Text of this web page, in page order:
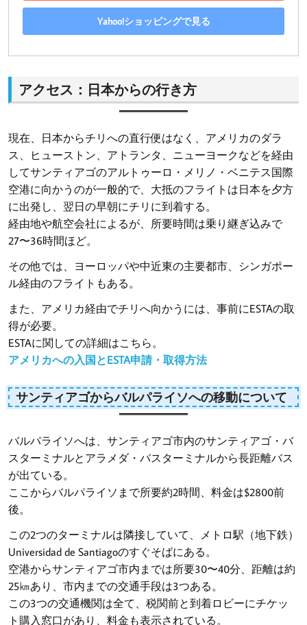
Yahoo!ショッピングで見る
アクセス：日本からの行き方
現在、日本からチリへの直行便はなく、アメリカのダラ
ス、ヒューストン、アトランタ、ニューヨークなどを経由
してサンティアゴのアルトゥーロ・メリノ・ベニテス国際
空港に向かうのが一般的で、大抵のフライトは日本を夕方
に出発し、翌日の早朝にチリに到着する。
経由地や航空会社によるが、所要時間は乗り継ぎ込みで
27〜36時間ほど。
その他では、ヨーロッパや中近東の主要都市、シンガポー
ル経由のフライトもある。
また、アメリカ経由でチリへ向かうには、事前にESTAの取
得が必要。
ESTAに関しての詳細はこちら。
アメリカへの入国とESTA申請・取得方法
サンティアゴからバルパライソへの移動について
バルパライソへは、サンティアゴ市内のサンティアゴ・バ
スターミナルとアラメダ・バスターミナルから長距離バス
が出ている。
ここからバルパライソまで所要約2時間、料金は$2800前
後。
この2つのターミナルは隣接していて、メトロ駅（地下鉄）
Universidad de Santiagoのすぐそばにある。
空港からサンティアゴ市内までは所要30〜40分、距離は約
25㎞あり、市内までの交通手段は3つある。
この3つの交通機関は全て、税関前と到着ロビーにチケッ
ト購入窓口があり、料金も表示されている。